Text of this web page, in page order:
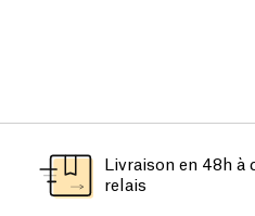
Livraison en 48h
relais